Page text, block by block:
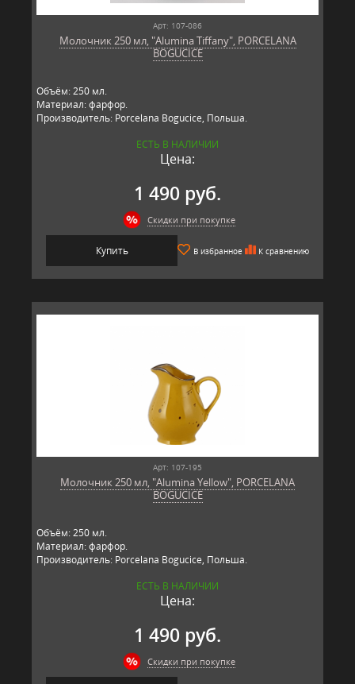
Арт: 107-086
Молочник 250 мл, "Alumina Tiffany", PORCELANA
BOGUCICE
Объём: 250 мл.
Материал: фарфор.
Производитель: Porcelana Bogucice, Польша.
ЕСТЬ В НАЛИЧИИ
Цена:
1 490 руб.
Скидки при покупке
Купить В избранное К сравнению
Арт: 107-195
Молочник 250 мл, "Alumina Yellow", PORCELANA
BOGUCICE
Объём: 250 мл.
Материал: фарфор.
Производитель: Porcelana Bogucice, Польша.
ЕСТЬ В НАЛИЧИИ
Цена:
1 490 руб.
Скидки при покупке